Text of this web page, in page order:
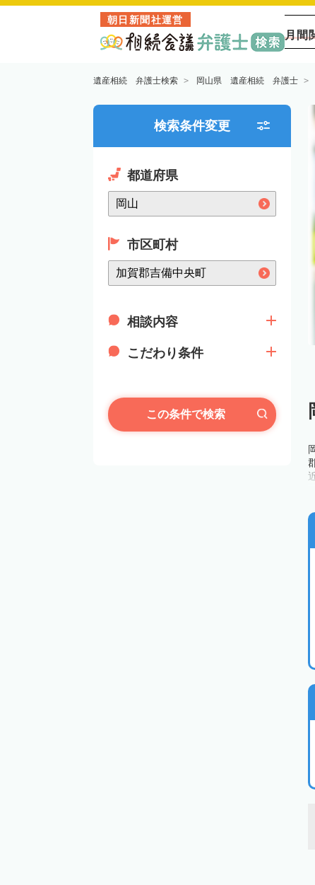
朝日新聞社運営
月間
遺産相続 弁護士検索 岡山県 遺産相続 弁護士
検索条件変更
都道府県
市区町村
相談内容
こだわり条件
この条件で検索